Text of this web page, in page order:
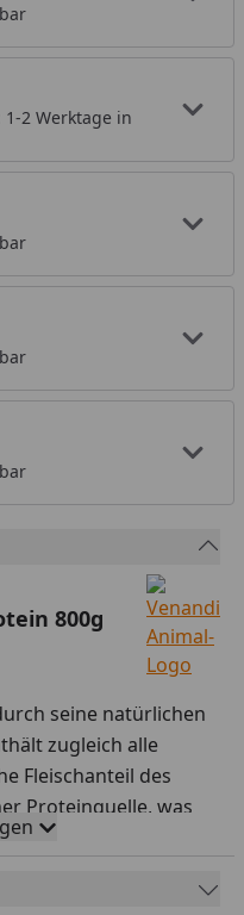
1-2 Werktage in
800g
seine natürlichen
zugleich alle
Fleischanteil des
Proteinquelle, was
Verdauung zu
Innereien